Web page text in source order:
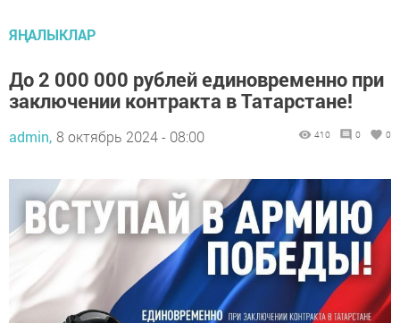
ЯҢАЛЫКЛАР
До 2 000 000 рублей единовременно при
заключении контракта в Татарстане!
admin, 8 октябрь 2024 - 08:00 410 0 0